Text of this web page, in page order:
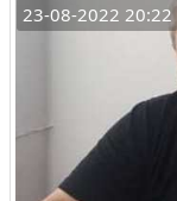
23-08-2022 20:22